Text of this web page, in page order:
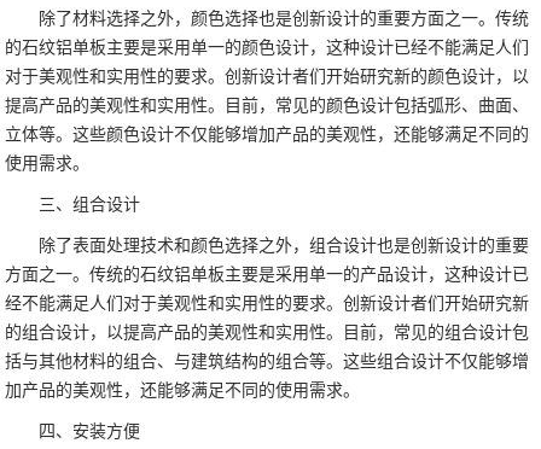
除了材料选择之外，颜色选择也是创新设计的重要方面之一。传统
的石纹铝单板主要是采用单一的颜色设计，这种设计已经不能满足人们
对于美观性和实用性的要求。创新设计者们开始研究新的颜色设计，以
提高产品的美观性和实用性。目前，常见的颜色设计包括弧形、曲面、
立体等。这些颜色设计不仅能够增加产品的美观性，还能够满足不同的
使用需求。
三、组合设计
除了表面处理技术和颜色选择之外，组合设计也是创新设计的重要
方面之一。传统的石纹铝单板主要是采用单一的产品设计，这种设计已
经不能满足人们对于美观性和实用性的要求。创新设计者们开始研究新
的组合设计，以提高产品的美观性和实用性。目前，常见的组合设计包
括与其他材料的组合、与建筑结构的组合等。这些组合设计不仅能够增
加产品的美观性，还能够满足不同的使用需求。
四、安装方便